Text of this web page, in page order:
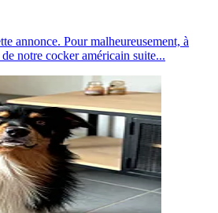
annonce. Pour malheureusement, à
notre cocker américain suite...